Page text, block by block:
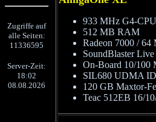
Zugriffe auf
alle Seiten:
11336595
Server-Zeit:
18:02
08.08.2026
933 MHz G4-
512 MB RAM
Radeon 7000 / 64
SoundBlaster Live
On-Board 10/100
SIL680 UDMA
120 GB Maxtor-
Teac 512EB 16/